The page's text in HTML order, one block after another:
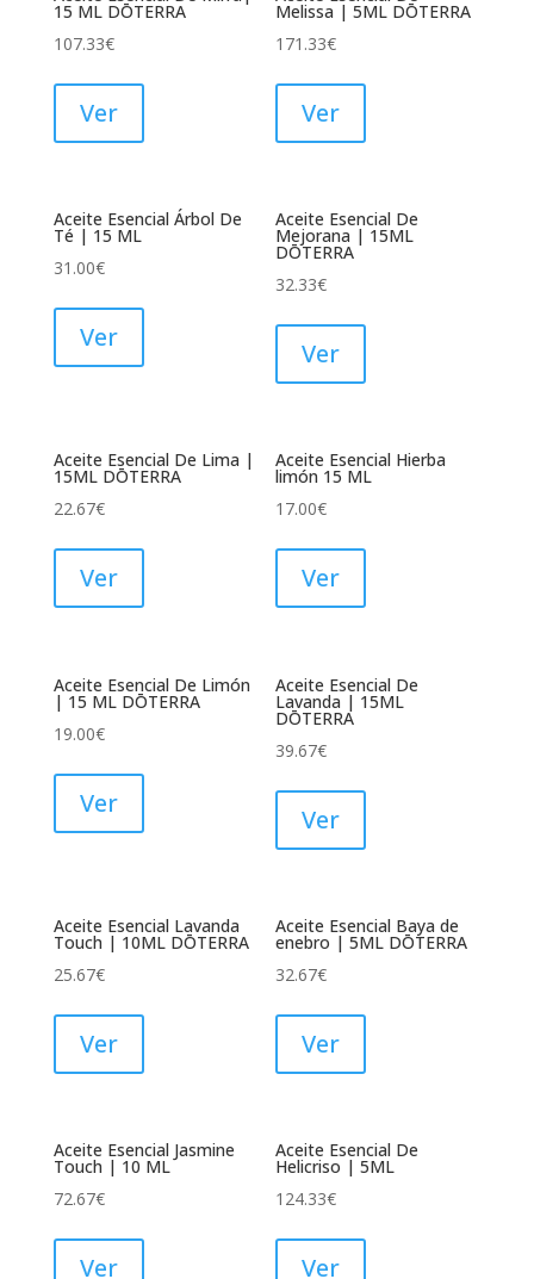
15 ML DŌTERRA
107.33€
Ver
Melissa | 5ML DŌTERRA
171.33€
Ver
Aceite Esencial Árbol De
Té | 15 ML
31.00€
Ver
Aceite Esencial De
Mejorana | 15ML
DŌTERRA
32.33€
Ver
Aceite Esencial De Lima |
15ML DŌTERRA
22.67€
Ver
Aceite Esencial Hierba
limón 15 ML
17.00€
Ver
Aceite Esencial De Limón
| 15 ML DŌTERRA
19.00€
Ver
Aceite Esencial De
Lavanda | 15ML
DŌTERRA
39.67€
Ver
Aceite Esencial Lavanda
Touch | 10ML DŌTERRA
25.67€
Ver
Aceite Esencial Baya de
enebro | 5ML DŌTERRA
32.67€
Ver
Aceite Esencial Jasmine
Touch | 10 ML
72.67€
Ver
Aceite Esencial De
Helicriso | 5ML
124.33€
Ver